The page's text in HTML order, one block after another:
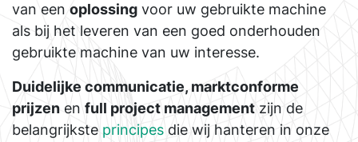
van een oplossing voor uw gebruikte machine
als bij het leveren van een goed onderhouden
gebruikte machine van uw interesse.
Duidelijke communicatie, marktconforme
prijzen en full project management zijn de
belangrijkste principes die wij hanteren in onze